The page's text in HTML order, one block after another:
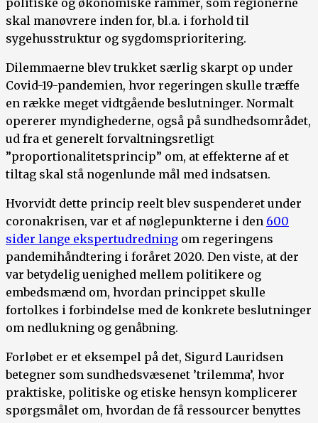
politiske og økonomiske rammer, som regionerne
skal manøvrere inden for, bl.a. i forhold til
sygehusstruktur og sygdomsprioritering.
Dilemmaerne blev trukket særlig skarpt op under
Covid-19-pandemien, hvor regeringen skulle træffe
en række meget vidtgående beslutninger. Normalt
opererer myndighederne, også på sundhedsområdet,
ud fra et generelt forvaltningsretligt
”proportionalitetsprincip” om, at effekterne af et
tiltag skal stå nogenlunde mål med indsatsen.
Hvorvidt dette princip reelt blev suspenderet under
coronakrisen, var et af nøglepunkterne i den 600
sider lange ekspertudredning om regeringens
pandemihåndtering i foråret 2020. Den viste, at der
var betydelig uenighed mellem politikere og
embedsmænd om, hvordan princippet skulle
fortolkes i forbindelse med de konkrete beslutninger
om nedlukning og genåbning.
Forløbet er et eksempel på det, Sigurd Lauridsen
betegner som sundhedsvæsenet ’trilemma’, hvor
praktiske, politiske og etiske hensyn komplicerer
spørgsmålet om, hvordan de få ressourcer benyttes